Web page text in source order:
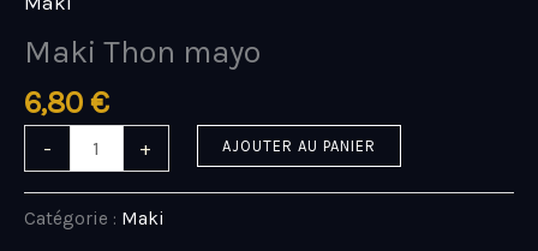
Maki Thon mayo
6,80 €
- + AJOUTER AU PANIER
Catégorie : Maki